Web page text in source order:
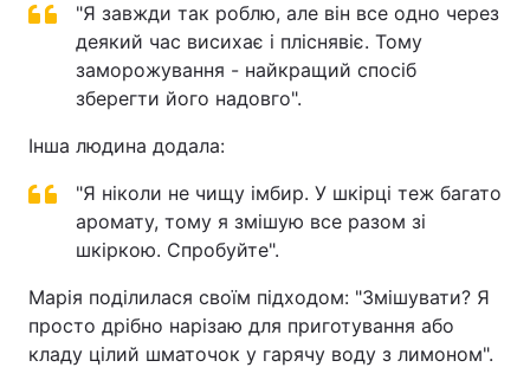
"Я завжди так роблю, але він все одно через
деякий час висихає і пліснявіє. Тому
заморожування - найкращий спосіб
зберегти його надовго".
Інша людина додала:
"Я ніколи не чищу імбир. У шкірці теж багато
аромату, тому я змішую все разом зі
шкіркою. Спробуйте".
Марія поділилася своїм підходом: "Змішувати? Я
просто дрібно нарізаю для приготування або
кладу цілий шматочок у гарячу воду з лимоном".